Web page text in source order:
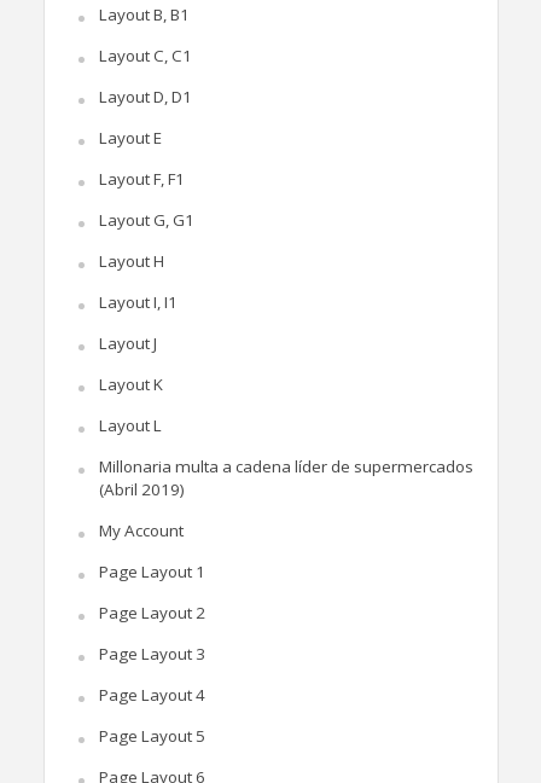
Layout B, B1
Layout C, C1
Layout D, D1
Layout E
Layout F, F1
Layout G, G1
Layout H
Layout I, I1
Layout J
Layout K
Layout L
Millonaria multa a cadena líder de supermercados
(Abril 2019)
My Account
Page Layout 1
Page Layout 2
Page Layout 3
Page Layout 4
Page Layout 5
Page Layout 6